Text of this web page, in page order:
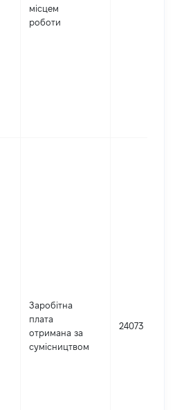
місцем
роботи
Заробітна
плата
отримана за
сумісництвом
24073